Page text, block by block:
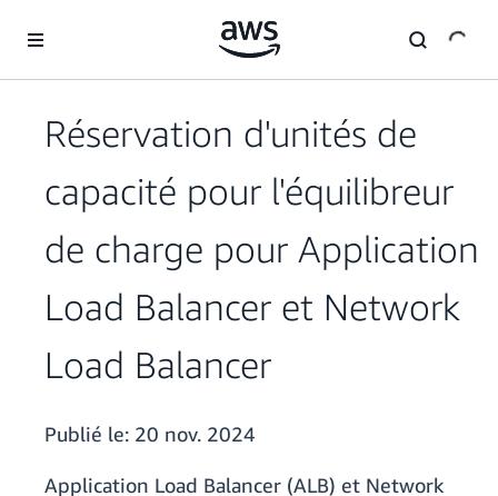
Réservation d'unités de
capacité pour l'équilibreur
de charge pour Application
Load Balancer et Network
Load Balancer
Publié le: 20 nov. 2024
Application Load Balancer (ALB) et Network